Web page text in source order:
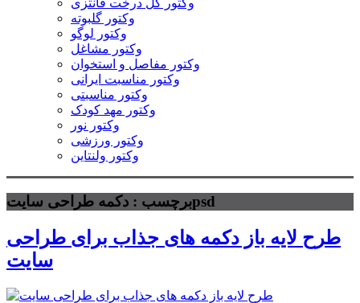
وکتور گلبوته
وکتور لوگو
وکتور مشاغل
وکتور مفاصل و استخوان
وکتور مناسبت ایرانی
وکتور مناسبتی
وکتور مهد کودک
وکتور نور
وکتور ورزشی
وکتور ولنتاین
برچسب : دکمه طراحی سایتpsd
طرح لایه باز دکمه های جذاب برای طراحی
سایت